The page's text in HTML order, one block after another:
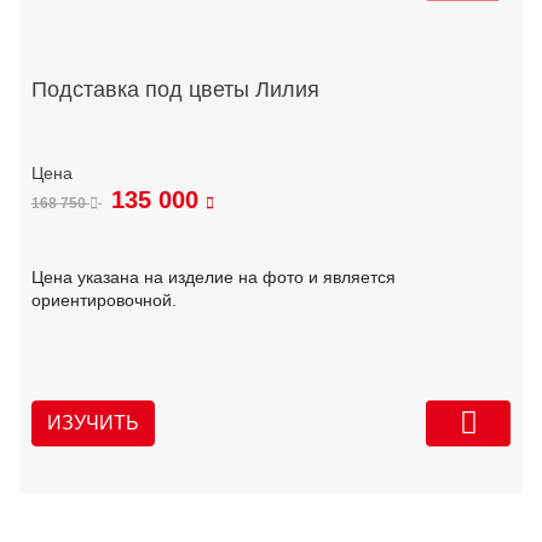
Подставка под цветы Лилия
168 750 135 000
Цена указана на изделие на фото и является
ориентировочной.
ИЗУЧИТЬ